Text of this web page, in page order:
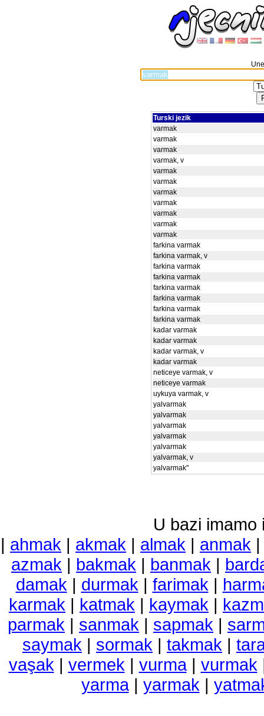
Turski jezik
varmak
varmak
varmak
varmak, v
varmak
varmak
varmak
varmak
varmak
varmak
varmak
farkina varmak
farkina varmak, v
farkina varmak
farkina varmak
farkina varmak
farkina varmak
farkina varmak
farkina varmak
kadar varmak
kadar varmak
kadar varmak, v
kadar varmak
neticeye varmak, v
neticeye varmak
uykuya varmak, v
yalvarmak
yalvarmak
yalvarmak
yalvarmak
yalvarmak
yalvarmak, v
yalvarmak"
U bazi imamo
| ahmak | akmak | almak | anmak
azmak | bakmak | banmak |
damak | durmak | farimak |
karmak | katmak | kaymak |
parmak | sanmak | sapmak |
saymak | sormak | takmak |
vaşak | vermek | vurma| vurmak
yarma| yarmak |